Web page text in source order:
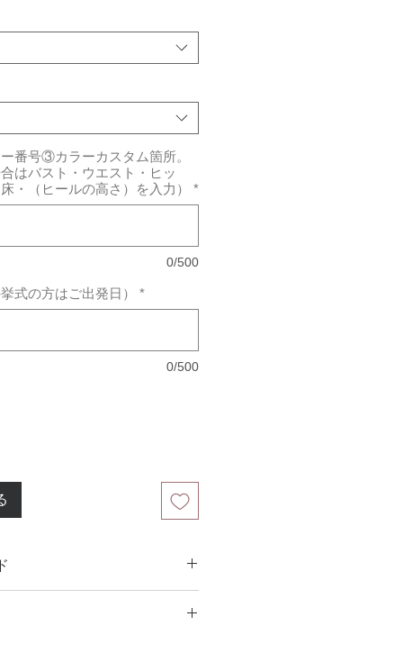
番号③カラーカスタム箇所。
はバスト・ウエスト・ヒッ
・（ヒールの高さ）を入力）
*
0/500
式の方はご出発日） *
0/500